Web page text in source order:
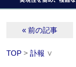
« 前の記事
TOP >訃報 ∨